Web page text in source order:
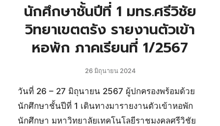
นักศึกษาชั้นปีที่ 1 มทร.ศรีวิชัย
วิทยาเขตตรัง รายงานตัวเข้า
หอพัก ภาคเรียนที่ 1/2567
26 มิถุนายน 2024
วันที่ 26 – 27 มิถุนายน 2567 ผู้ปกครองพร้อมด้วย
นักศึกษาชั้นปีที่ 1 เดินทางมารายงานตัวเข้าหอพัก
นักศึกษา มหาวิทยาลัยเทคโนโลยีราชมงคลศรีวิชัย